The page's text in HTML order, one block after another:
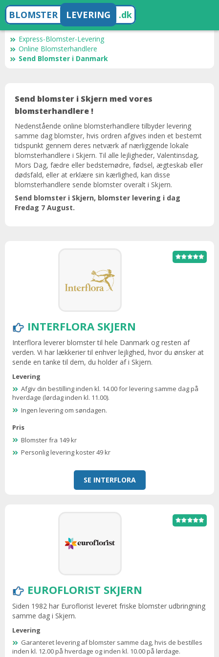
BLOMSTER LEVERING .dk
Express-Blomster-Levering
Online Blomsterhandlere
Send Blomster i Danmark
Send blomster i Skjern med vores
blomsterhandlere !
Nedenstående online blomsterhandlere tilbyder levering
samme dag blomster, hvis ordren afgives inden et bestemt
tidspunkt gennem deres netværk af nærliggende lokale
blomsterhandlere i Skjern. Til alle lejligheder, Valentinsdag,
Mors Dag, fædre eller bedstemødre, fødsel, ægteskab eller
dødsfald, eller at erklære sin kærlighed, kan disse
blomsterhandlere sende blomster overalt i Skjern.
Send blomster i Skjern, blomster levering i dag
Fredag 7 August.
INTERFLORA SKJERN
Interflora leverer blomster til hele Danmark og resten af
verden. Vi har lækkerier til enhver lejlighed, hvor du ønsker at
sende en tanke til dem, du holder af i Skjern.
Levering
Afgiv din bestilling inden kl. 14.00 for levering samme dag på
hverdage (lørdag inden kl. 11.00).
Ingen levering om søndagen.
Pris
Blomster fra 149 kr
Personlig levering koster 49 kr
SE INTERFLORA
EUROFLORIST SKJERN
Siden 1982 har Euroflorist leveret friske blomster udbringning
samme dag i Skjern.
Levering
Garanteret levering af blomster samme dag, hvis de bestilles
inden kl. 12.00 på hverdage og inden kl. 10.00 på lørdage.